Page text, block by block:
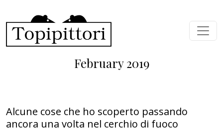
February 2019
Alcune cose che ho scoperto passando
ancora una volta nel cerchio di fuoco